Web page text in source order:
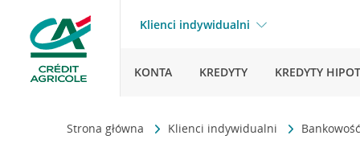
Klienci indywidualni
KONTA KREDYTY KREDYTY
Strona główna Klienci indywidualni